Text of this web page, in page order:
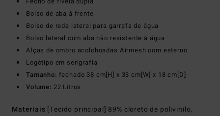
Bolso de aba à frente
Bolso de rede lateral para garrafa de água
Bolso lateral com aba não resistente à água
Alças de ombro acolchoadas Airmesh com esterno
Logótipo em serigrafia
Tamanho: fechado 38 cm[H] x 33 cm[W] x 18 cm[D]
Volume: 22 Litros
Materiais [Tecido principal] 89% cloreto de polivinilo,